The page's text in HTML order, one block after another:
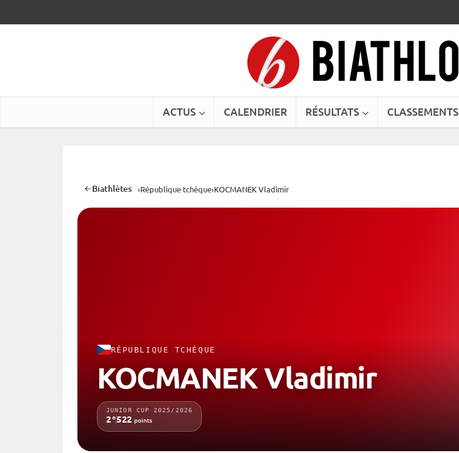
ACTUS CALENDRIER RÉSULTATS CLASSEMENTS
Biathlètes ›République tchèque›KOCMANEK Vladimir
RÉPUBLIQUE TCHÈQUE
KOCMANEK Vladimir
JUNIOR CUP 2025/2026
2e522 points